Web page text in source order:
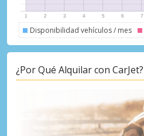
Disponibilidad vehículos / mes
¿Por Qué Alquilar con CarJet?